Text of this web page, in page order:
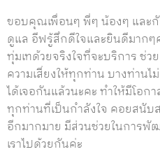
ขอบคุณเพื่อนๆ พี่ๆ น้องๆ และ
ดูแล อีฟรู้สึกดีใจและยินดีมากๆ
ทุ่มเทด้วยจริงใจที่จะบริการ ช่
ความเสี่ยงให้ทุกท่าน บางท่าน
ได้เจอกันแล้วนะคะ ทำให้มีโอ
ทุกท่านที่เป็นกำลังใจ คอยสนั
อีกมากมาย มีส่วนช่วยในการพั
เราไปด้วยกันค่ะ